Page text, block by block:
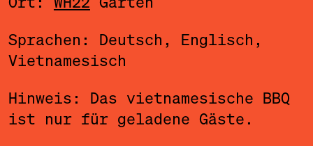
Sprachen: Deutsch, Englisch,
Vietnamesisch
Hinweis: Das vietnamesische BBQ
ist nur für geladene Gäste.